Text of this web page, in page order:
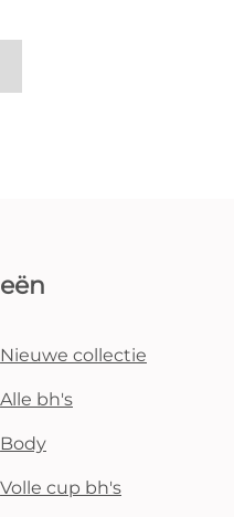
Nieuwe collectie
Alle bh's
Body
Volle cup bh's